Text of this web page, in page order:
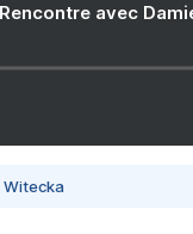
avec
Witecka